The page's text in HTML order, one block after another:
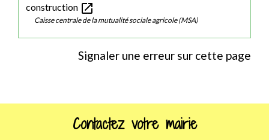
construction open_in_new
Caisse centrale de la mutualité sociale agricole (MSA)
Signaler une erreur sur cette page
Contactez votre mairie